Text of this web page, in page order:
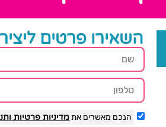
השאירו פרטים
הנכם מאשרים אתמדיניות פרטיות